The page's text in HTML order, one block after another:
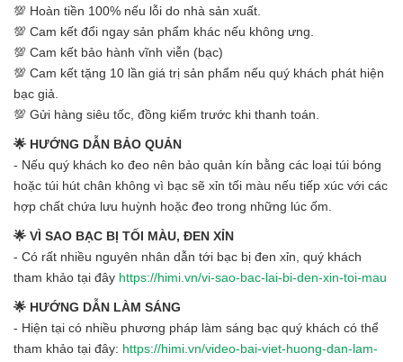
💯 Hoàn tiền 100% nếu lỗi do nhà sản xuất.
💯 Cam kết đổi ngay sản phẩm khác nếu không ưng.
💯 Cam kết bảo hành vĩnh viễn (bạc)
💯 Cam kết tặng 10 lần giá trị sản phẩm nếu quý khách phát hiện
bạc giả.
💯 Gửi hàng siêu tốc, đồng kiểm trước khi thanh toán.
🌟 HƯỚNG DẪN BẢO QUẢN
- Nếu quý khách ko đeo nên bảo quản kín bằng các loại túi bóng
hoặc túi hút chân không vì bạc sẽ xỉn tối màu nếu tiếp xúc với các
hợp chất chứa lưu huỳnh hoặc đeo trong những lúc ốm.
🌟 VÌ SAO BẠC BỊ TỐI MÀU, ĐEN XỈN
- Có rất nhiều nguyên nhân dẫn tới bạc bị đen xỉn, quý khách
tham khảo tại đây https://himi.vn/vi-sao-bac-lai-bi-den-xin-toi-mau
🌟 HƯỚNG DẪN LÀM SÁNG
- Hiện tại có nhiều phương pháp làm sáng bạc quý khách có thể
tham khảo tại đây: https://himi.vn/video-bai-viet-huong-dan-lam-